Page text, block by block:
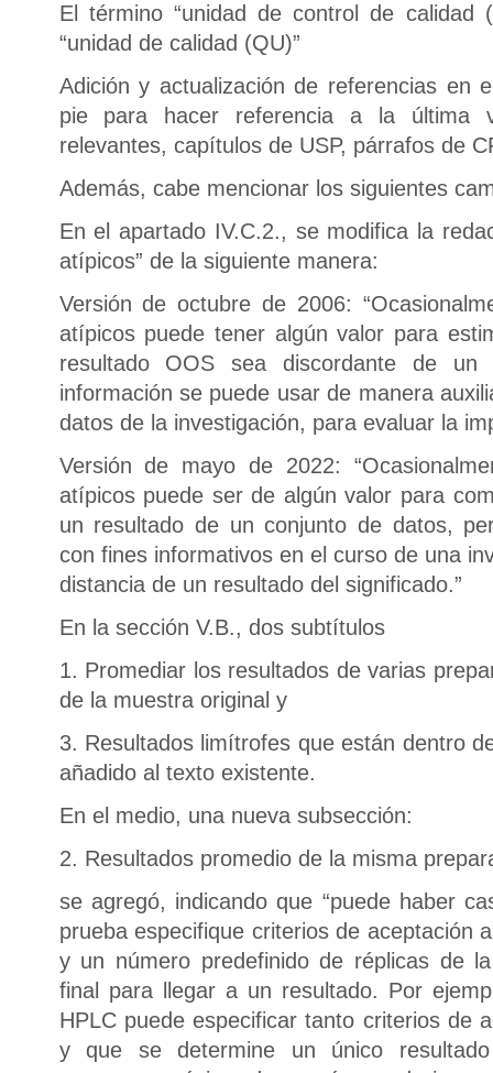
El término “unidad de control de calidad
“unidad de calidad (QU)”
Adición y actualización de referencias en
pie para hacer referencia a la última
relevantes, capítulos de USP, párrafos de
Además, cabe mencionar los siguientes
En el apartado IV.C.2., se modifica la
atípicos” de la siguiente manera:
Versión de octubre de 2006:
atípicos puede tener algún valor para
resultado OOS sea discordante de
información se puede usar de manera
datos de la investigación, para evaluar la
Versión de mayo de 2022:
atípicos puede ser de algún valor para
un resultado de un conjunto de datos,
con fines informativos en el curso de una
distancia de un resultado del significado.”
En la sección V.B., dos subtítulos
1. Promediar los resultados de varias
de la muestra original y
3. Resultados limítrofes que están dentro
añadido al texto existente.
En el medio, una nueva subsección:
2. Resultados promedio de la misma
se agregó, indicando que “puede haber
prueba especifique criterios de aceptación
y un número predefinido de réplicas de
final para llegar a un resultado. Por
HPLC puede especificar tanto criterios de
y que se determine un único resultado